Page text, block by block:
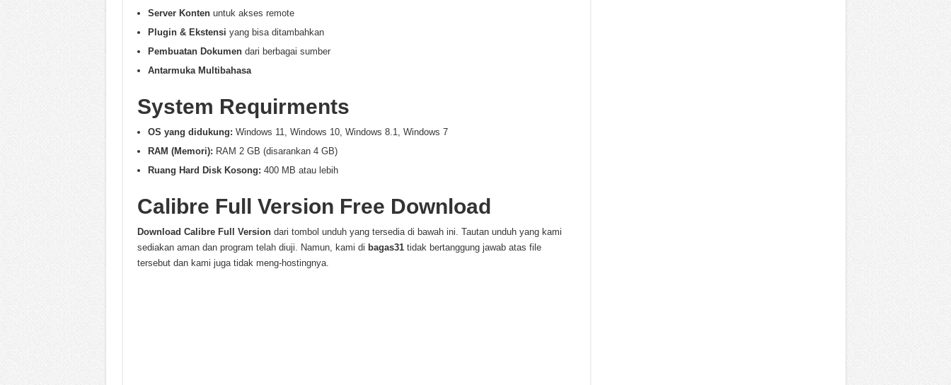
Server Kontenuntuk akses remote
Plugin & Ekstensi yang bisa ditambahkan
Pembuatan Dokumendari berbagai sumber
Antarmuka Multibahasa
System Requirments
OS yang didukung: Windows 11, Windows 10, Windows 8.1, Windows 7
RAM (Memori): RAM 2 GB (disarankan 4 GB)
Ruang Hard Disk Kosong: 400 MB atau lebih
Calibre Full Version Free Download
Download Calibre Full Versiondari tombol unduh yang tersedia di bawah ini. Tautan unduh yang kami
sediakan aman dan program telah diuji. Namun, kami di bagas31 tidak bertanggung jawab atas file
tersebut dan kami juga tidak meng-hostingnya.